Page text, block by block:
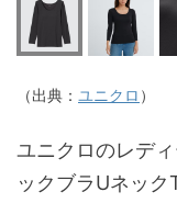
（出典： ユニクロ ）
ユニクロのレデ
ックブラUネック